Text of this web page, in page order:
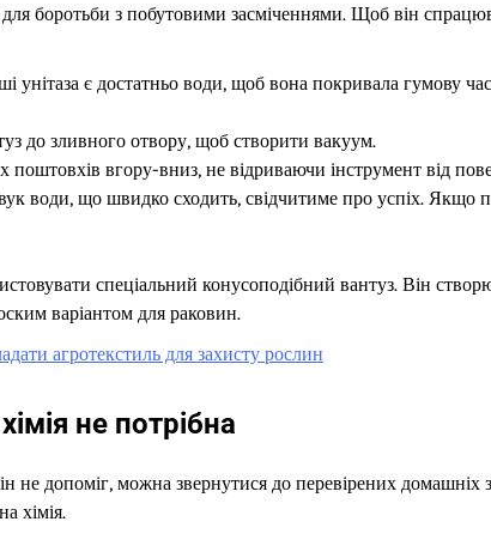
боротьби з побутовими засміченнями. Щоб він
унітаза є достатньо води, щоб вона покривала гумову
до зливного отвору, щоб створити вакуум.
поштовхів вгору-вниз, не відриваючи інструмент від
Звук води, що швидко сходить, свідчитиме про успіх. Якщо
спеціальний конусоподібний вантуз. Він
варіантом для раковин.
агротекстиль для захисту рослин
не потрібна
не допоміг, можна звернутися до перевірених домашніх
хімія.